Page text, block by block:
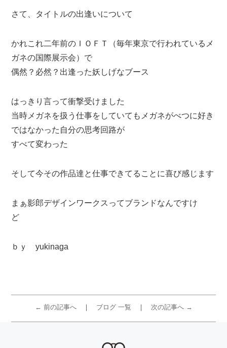
さて、タイトルの出逢いについて
かれこれ二年前のＩＯＦＴ（毎年東京で行われているメ
ガネの国際展示会）で
偶然？必然？出逢った妖しげなブース
はっきり言って衝撃受けました
当時メガネを扱う仕事をしていてもメガネがべつに好き
ではなかった自分の思考回路が
すべて変わった
そして今その作品達と仕事できてることに喜び感じます
まぁ影郎デザインワークスってブランドなんですけ
ど
ｂｙ yukinaga
← 前の記事へ ブログ 一覧 次の記事へ →